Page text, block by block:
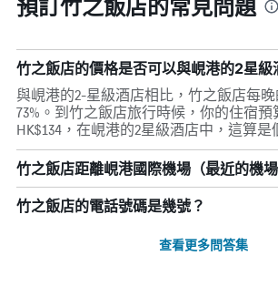
竹之飯店的價格是否可以與峴港的2星級
與峴港的2-星級酒店相比，竹之飯店每
73%。到竹之飯店旅行時候，你的住宿
HK$134，在峴港的2星級酒店中，這算是
竹之飯店距離峴港國際機場（最近的機
竹之飯店的電話號碼是幾號？
查看更多問答集